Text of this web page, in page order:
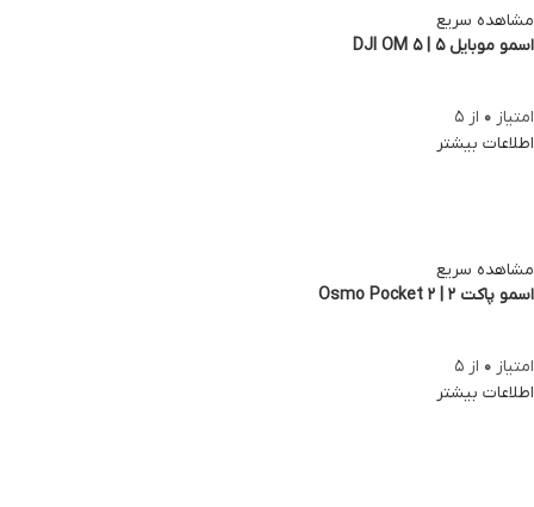
مشاهده سریع
اسمو موبایل 5 | DJI OM 5
امتیاز 0 از 5
اطلاعات بیشتر
مشاهده سریع
اسمو پاکت 2 | Osmo Pocket 2
امتیاز 0 از 5
اطلاعات بیشتر